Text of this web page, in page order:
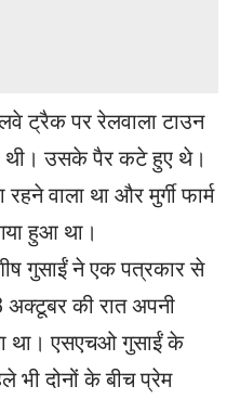
ट्रैक पर रेलवाला टाउन
थी। उसके पैर कटे हुए थे।
रहने वाला था और मुर्गी फार्म
हुआ था।
गुसाईं ने एक पत्रकार से
अक्टूबर की रात अपनी
था। एसएचओ गुसाईं के
भी दोनों के बीच प्रेम